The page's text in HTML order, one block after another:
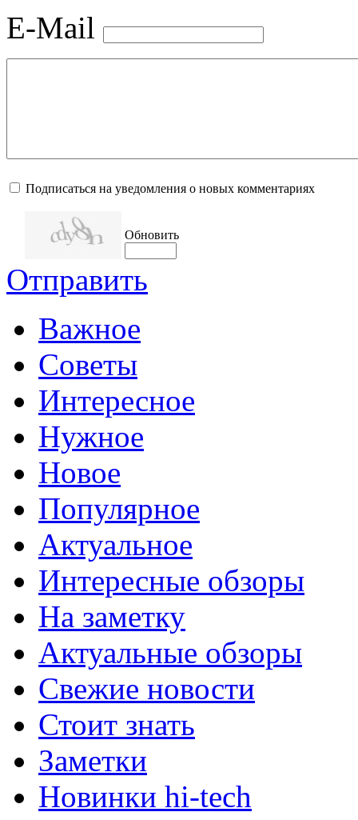
E-Mail
Подписаться на уведомления о новых комментариях
Обновить
Отправить
Важное
Советы
Интересное
Нужное
Новое
Популярное
Актуальное
Интересные обзоры
На заметку
Актуальные обзоры
Свежие новости
Стоит знать
Заметки
Новинки hi-tech